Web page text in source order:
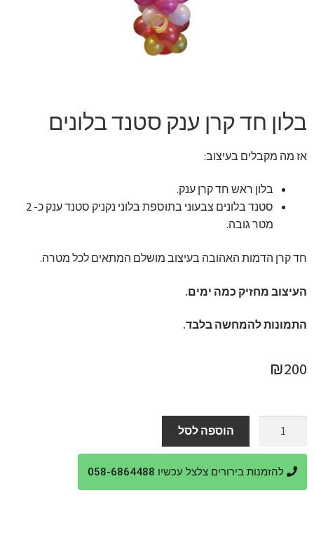
תשלום
מחירון משלוחי בלונים
קטלוג מוצרים
בלון חד קרן ענק סטנד בלונים
אז מה מקבלים בעיצוב:
בלון ראש חד קרן ענק.
סטנד בלונים צבעוני בתוספת בלוני נקניק סטנד ענק כ- 2
מטר גובה.
חד קרן הדמות האהובה בעיצוב מושלם המתאים לכל מטרה.
העיצוב מחזיק כמה ימים.
התמונות להמחשה בלבד.
₪200
בלון
חד
קרן
הוספה לסל
להזמנות בירורים צלצל עכשיו 058-6864488